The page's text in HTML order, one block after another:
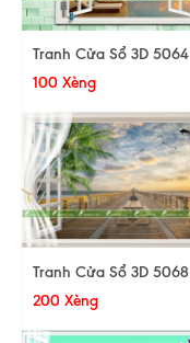
Tranh Cửa Sổ 3D 5064
100 Xèng
Tranh Cửa Sổ 3D 5068
200 Xèng